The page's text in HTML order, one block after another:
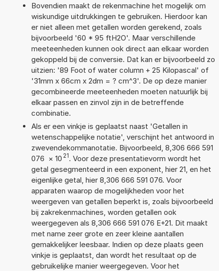
Bovendien maakt de rekenmachine het mogelijk om
wiskundige uitdrukkingen te gebruiken. Hierdoor kan
er niet alleen met getallen worden gerekend, zoals
bijvoorbeeld '60 * 95 ftH2O'. Maar verschillende
meeteenheden kunnen ook direct aan elkaar worden
gekoppeld bij de conversie. Dat kan er bijvoorbeeld zo
uitzien: '89 Foot of water column + 25 Kilopascal' of
'31mm x 66cm x 2dm = ? cm^3'. De op deze manier
gecombineerde meeteenheden moeten natuurlijk bij
elkaar passen en zinvol zijn in de betreffende
combinatie.
Als er een vinkje is geplaatst naast 'Getallen in
wetenschappelijke notatie', verschijnt het antwoord in
zwevendekommanotatie. Bijvoorbeeld, 8,306 666 591
076 × 10 21. Voor deze presentatievorm wordt het
getal gesegmenteerd in een exponent, hier 21, en het
eigenlijke getal, hier 8,306 666 591 076. Voor
apparaten waarop de mogelijkheden voor het
weergeven van getallen beperkt is, zoals bijvoorbeeld
bij zakrekenmachines, worden getallen ook
weergegeven als 8,306 666 591 076 E+21. Dit maakt
met name zeer grote en zeer kleine aantallen
gemakkelijker leesbaar. Indien op deze plaats geen
vinkje is geplaatst, dan wordt het resultaat op de
gebruikelijke manier weergegeven. Voor het